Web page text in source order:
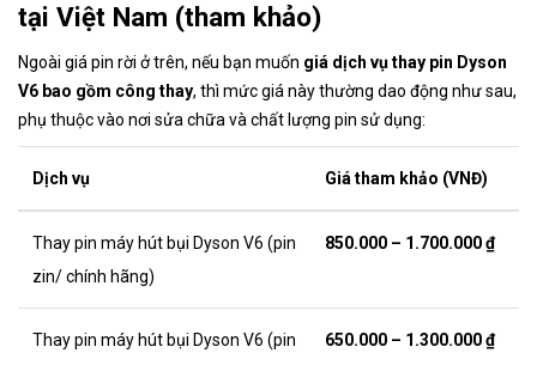
tại Việt Nam (tham khảo)
Ngoài giá pin rời ở trên, nếu bạn muốn giá dịch vụ thay pin Dyson
V6 bao gồm công thay, thì mức giá này thường dao động như sau,
phụ thuộc vào nơi sửa chữa và chất lượng pin sử dụng:
Dịch vụ Giá tham khảo (VNĐ)
Thay pin máy hút bụi Dyson V6 (pin
zin/ chính hãng)
850.000 – 1.700.000 ₫
Thay pin máy hút bụi Dyson V6 (pin
650.000 – 1.300.000 ₫